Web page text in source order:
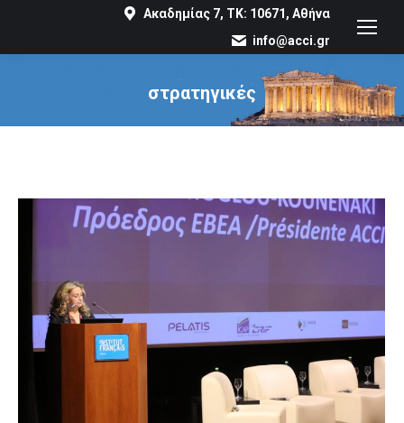
Ακαδημίας 7, ΤΚ: 10671, Αθήνα
info@acci.gr
στρατηγικές
You are here: